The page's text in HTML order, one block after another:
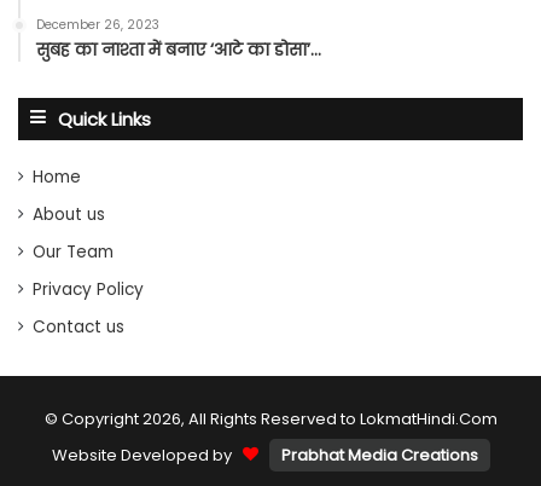
December 26, 2023
सुबह का नाश्ता में बनाए ‘आटे का डोसा’…
Quick Links
Home
About us
Our Team
Privacy Policy
Contact us
© Copyright 2026, All Rights Reserved to LokmatHindi.Com
Website Developed by
Prabhat Media Creations